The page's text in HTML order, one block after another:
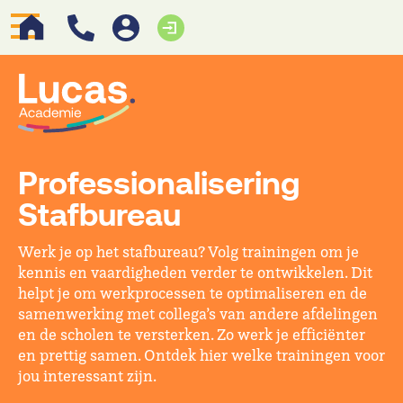
Professionalisering
Stafbureau
Werk je op het stafbureau? Volg trainingen om je
kennis en vaardigheden verder te ontwikkelen. Dit
helpt je om werkprocessen te optimaliseren en de
samenwerking met collega’s van andere afdelingen
en de scholen te versterken. Zo werk je efficiënter
en prettig samen. Ontdek hier welke trainingen voor
jou interessant zijn.